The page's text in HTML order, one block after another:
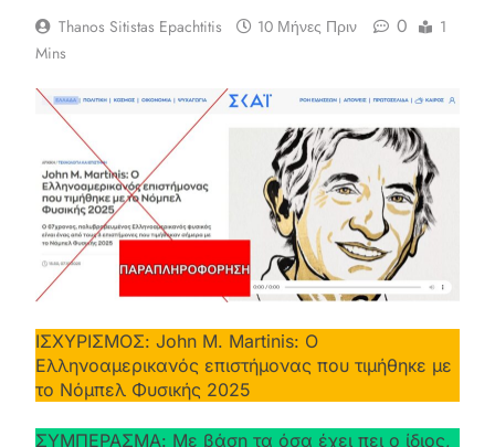
Thanos Sitistas Epachtitis 10 Μήνες Πριν 0
1
Mins
ΙΣΧΥΡΙΣΜΟΣ: John M. Martinis: Ο
Ελληνοαμερικανός επιστήμονας που τιμήθηκε με
το Νόμπελ Φυσικής 2025
ΣΥΜΠΕΡΑΣΜΑ: Με βάση τα όσα έχει πει ο ίδιος,